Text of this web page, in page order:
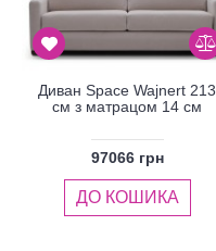
Диван Space Wajnert 213
см з матрацом 14 см
97066 грн
ДО КОШИКА